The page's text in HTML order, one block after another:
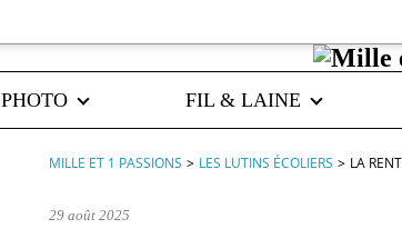
PHOTO FIL & LAINE
MILLE ET 1 PASSIONS > LES LUTINS ÉCOLIERS > LA
29 août 2025